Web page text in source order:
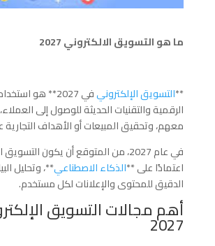
ما هو التسويق الالكتروني 2027
**التسويق الإلكتروني
في 2027** هو
الرقمية والتقنيات الحديثة للوصول إلى
معهم، وتحقيق المبيعات أو الأهداف التجارية
في عام 2027، من المتوقع أن يكون
اعتمادًا على **الذكاء الاصطناعي**، وتحليل
الدقيق للمحتوى والإعلانات لكل مستخدم.
أهم مجالات التسويق
2027